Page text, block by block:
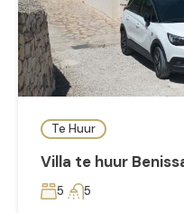
Te Huur
Villa te huur
5
5